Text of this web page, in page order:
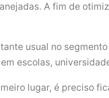
A fim de
usual no
escolas,
lugar, é preciso